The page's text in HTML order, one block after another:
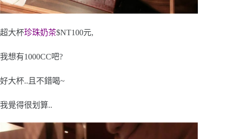
超大杯珍珠奶茶$NT100元,
我想有1000CC吧?
好大杯..且不錯喝~
我覺得很划算..